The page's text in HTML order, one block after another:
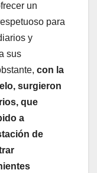
un
para
y
sus
con la
surgieron
que
a
de